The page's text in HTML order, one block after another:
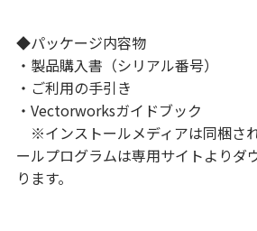
◆パッケージ内容物
・製品購入書（シリアル番号）
・ご利用の手引き
・Vectorworksガイドブック
※インストールメディアは同梱さ
ールプログラムは専用サイトよりダ
ります。